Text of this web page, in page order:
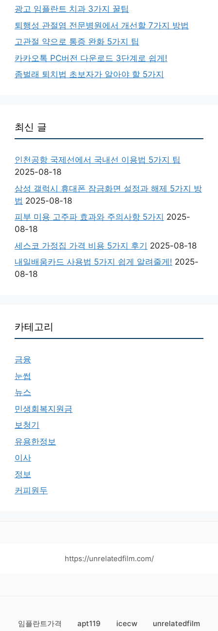
광고 임플란트 치과 3가지 꿀팁
퇴행성 관절염 전문병원에서 개선할 7가지 방법
고관절 약으로 통증 완화 5가지 팁
카카오톡 PC버전 다운로드 3단계로 쉽게!
좀벌래 퇴치법 초보자가 알아야 할 5가지
최신 글
인천공항 국제선에서 국내선 이용법 5가지 팁
2025-08-18
삼성 갤럭시 휴대폰 잠금화면 설정과 해제 5가지 방
법 2025-08-18
피부 미용 고주파 효과와 주의사항 5가지 2025-
08-18
세스코 가정집 가격 비용 5가지 후기 2025-08-18
내일배움카드 사용법 5가지 쉽게 알려줄게! 2025-
08-18
카테고리
금융
눈썹
뉴스
민생회복지원금
보청기
유용한정보
이사
정보
커피원두
https://unrelatedfilm.com/
임플란트가격 apt119 icecw
unrelatedfilm